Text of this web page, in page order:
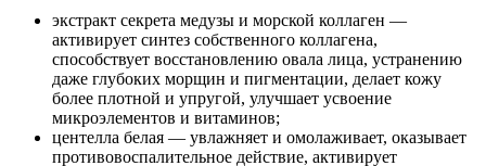
экстракт секрета медузы и морской коллаген —
активирует синтез собственного коллагена,
способствует восстановлению овала лица, устранению
даже глубоких морщин и пигментации, делает кожу
более плотной и упругой, улучшает усвоение
микроэлементов и витаминов;
центелла белая — увлажняет и омолаживает, оказывает
противовоспалительное действие, активирует